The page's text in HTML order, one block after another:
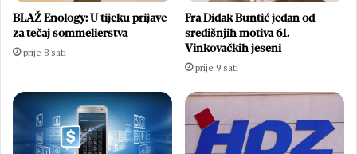
BLAŽ Enology: U tijeku prijave
za tečaj sommelierstva
prije 8 sati
Fra Didak Buntić jedan od
središnjih motiva 61.
Vinkovačkih jeseni
prije 9 sati